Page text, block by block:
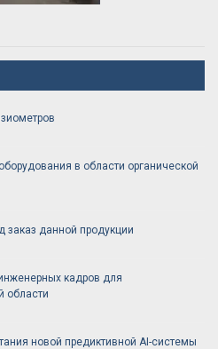
в области органической
заказ данной продукции
кадров для
области
новой предиктивной AI-системы